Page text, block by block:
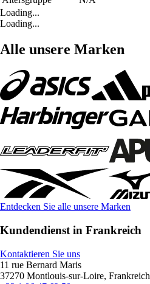
Loading...
Loading...
Alle unsere Marken
Entdecken Sie alle unsere Marken
Kundendienst in Frankreich
Kontaktieren Sie uns
11 rue Bernard Maris
37270 Montlouis-sur-Loire, Frankreich